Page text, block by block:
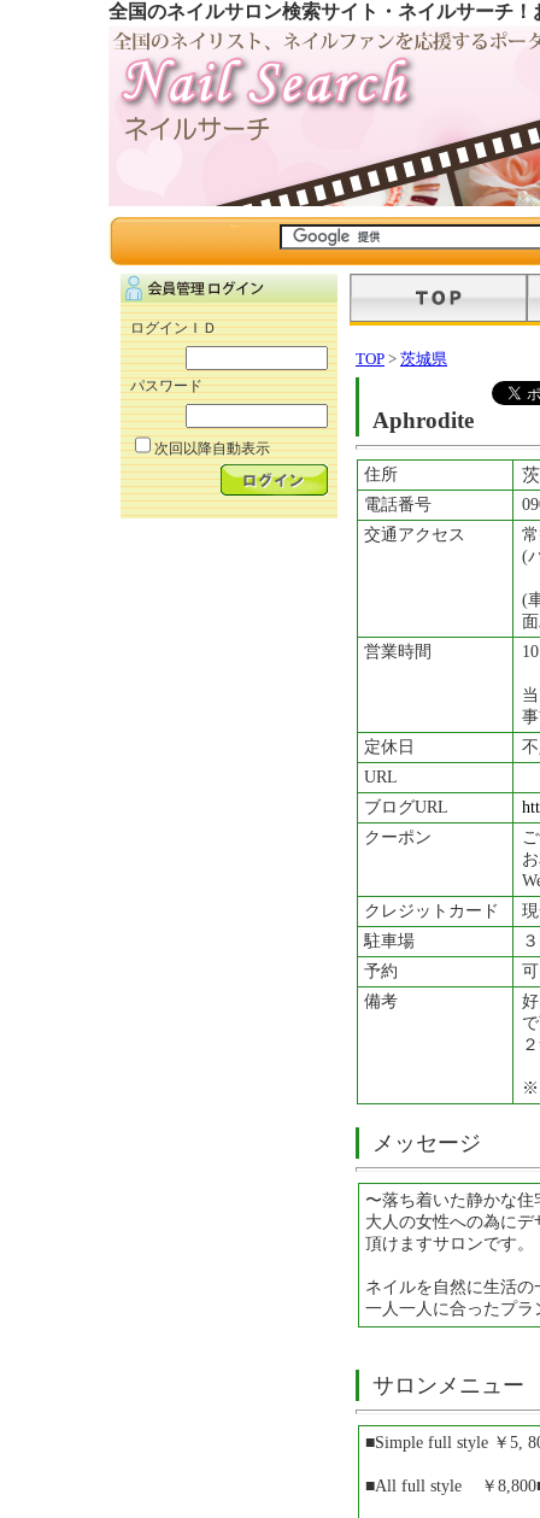
全国のネイルサロン検索サイト・ネイルサーチ
ログインＩＤ
パスワード
次回以降自動表示
TOP > 茨城県
Aphrodite
住所
電話番号
交通アクセス
(
(
営業時間
定休日
URL
ブログURL
クーポン
クレジットカード
駐車場
予約
可
備考
※
メッセージ
〜落ち着いた静かな
大人の女性への為に
頂けますサロンです。
ネイルを自然に生活
一人一人に合ったプ
サロンメニュー
■Simple full style ￥5,
■All full style ￥